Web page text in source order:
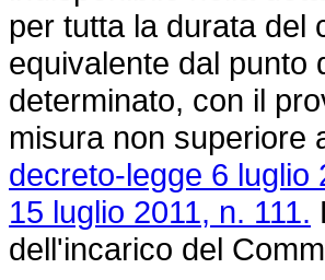
per tutta la durata del
equivalente dal punto
determinato, con il
misura non superiore
decreto-legge 6 luglio
15 luglio 2011, n. 111.
dell'incarico del